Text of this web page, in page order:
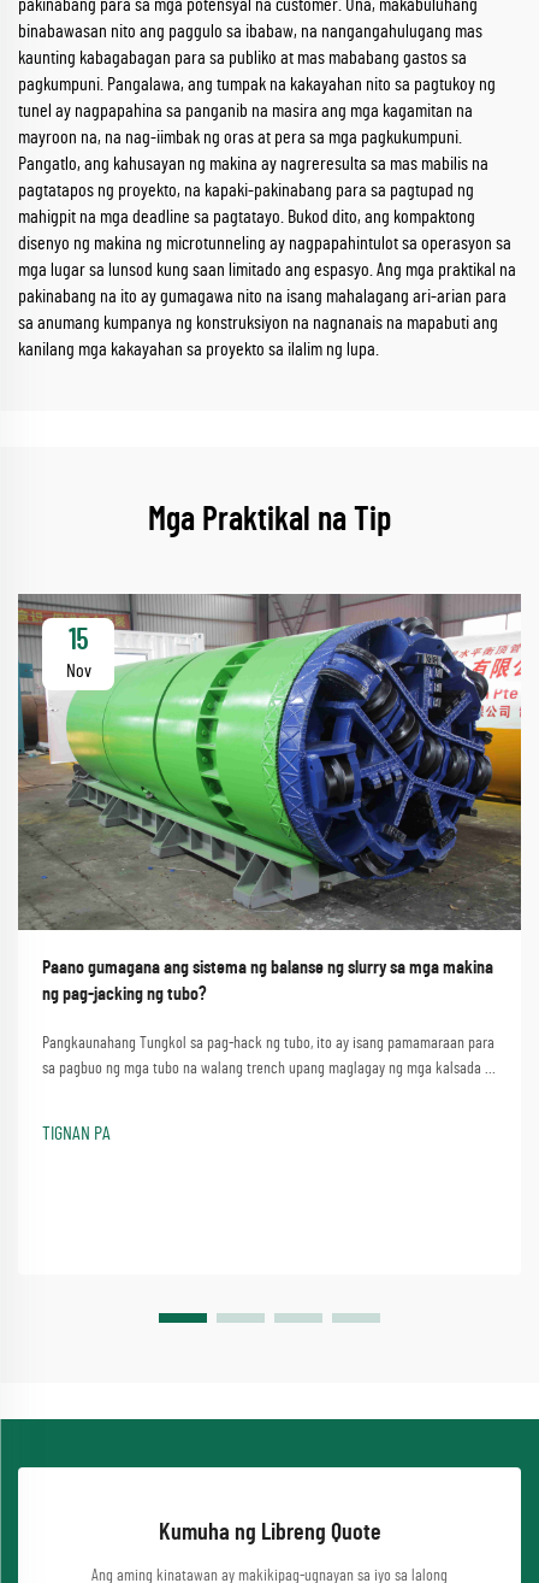
pakinabang para sa mga potensyal na customer. Una, makabuluhang
binabawasan nito ang paggulo sa ibabaw, na nangangahulugang mas
kaunting kabagabagan para sa publiko at mas mababang gastos sa
pagkumpuni. Pangalawa, ang tumpak na kakayahan nito sa pagtukoy ng
tunel ay nagpapahina sa panganib na masira ang mga kagamitan na
mayroon na, na nag-iimbak ng oras at pera sa mga pagkukumpuni.
Pangatlo, ang kahusayan ng makina ay nagreresulta sa mas mabilis na
pagtatapos ng proyekto, na kapaki-pakinabang para sa pagtupad ng
mahigpit na mga deadline sa pagtatayo. Bukod dito, ang kompaktong
disenyo ng makina ng microtunneling ay nagpapahintulot sa operasyon sa
mga lugar sa lunsod kung saan limitado ang espasyo. Ang mga praktikal na
pakinabang na ito ay gumagawa nito na isang mahalagang ari-arian para
sa anumang kumpanya ng konstruksiyon na nagnanais na mapabuti ang
kanilang mga kakayahan sa proyekto sa ilalim ng lupa.
Mga Praktikal na Tip
15
Nov
Paano gumagana ang sistema ng balanse ng slurry sa mga makina
ng pag-jacking ng tubo?
Pangkaunahang Tungkol sa pag-hack ng tubo, ito ay isang pamamaraan para
sa pagbuo ng mga tubo na walang trench upang maglagay ng mga kalsada o
isang makina ng pag-jacking ng tubo...
TIGNAN PA
Kumuha ng Libreng Quote
Ang aming kinatawan ay makikipag-ugnayan sa iyo sa lalong